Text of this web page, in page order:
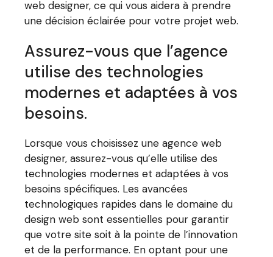
web designer, ce qui vous aidera à prendre
une décision éclairée pour votre projet web.
Assurez-vous que l’agence
utilise des technologies
modernes et adaptées à vos
besoins.
Lorsque vous choisissez une agence web
designer, assurez-vous qu’elle utilise des
technologies modernes et adaptées à vos
besoins spécifiques. Les avancées
technologiques rapides dans le domaine du
design web sont essentielles pour garantir
que votre site soit à la pointe de l’innovation
et de la performance. En optant pour une